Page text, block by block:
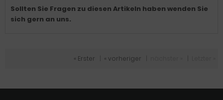
Sollten Sie Fragen zu diesen Artikeln haben wenden Sie
sich gern an uns.
« Erster « vorheriger